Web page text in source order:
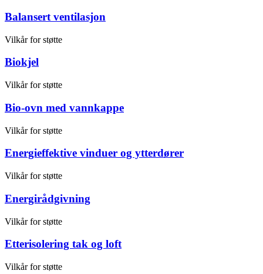
Balansert ventilasjon
Vilkår for støtte
Biokjel
Vilkår for støtte
Bio-ovn med vannkappe
Vilkår for støtte
Energieffektive vinduer og ytterdører
Vilkår for støtte
Energirådgivning
Vilkår for støtte
Etterisolering tak og loft
Vilkår for støtte